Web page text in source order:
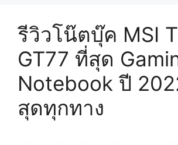
รีวิวโน๊ตบุ๊ค MSI
GT77 ที่สุด
Notebook ปี
สุดทุกทาง